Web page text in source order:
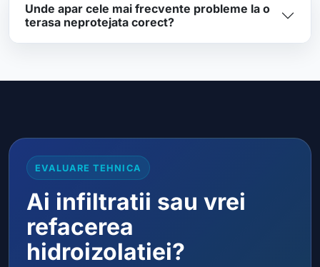
Unde apar cele mai frecvente probleme la o
terasa neprotejata corect?
EVALUARE TEHNICA
Ai infiltratii sau vrei
refacerea
hidroizolatiei?